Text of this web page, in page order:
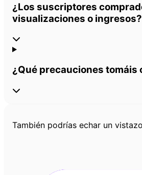
¿Los suscriptores
visualizaciones o ingresos?
¿Qué precauciones tomáis
También podrías echar un